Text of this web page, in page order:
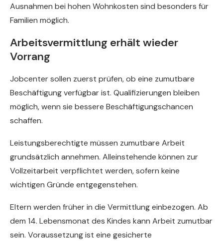
Ausnahmen bei hohen Wohnkosten sind besonders für
Familien möglich.
Arbeitsvermittlung erhält wieder
Vorrang
Jobcenter sollen zuerst prüfen, ob eine zumutbare
Beschäftigung verfügbar ist. Qualifizierungen bleiben
möglich, wenn sie bessere Beschäftigungschancen
schaffen.
Leistungsberechtigte müssen zumutbare Arbeit
grundsätzlich annehmen. Alleinstehende können zur
Vollzeitarbeit verpflichtet werden, sofern keine
wichtigen Gründe entgegenstehen.
Eltern werden früher in die Vermittlung einbezogen. Ab
dem 14. Lebensmonat des Kindes kann Arbeit zumutbar
sein. Voraussetzung ist eine gesicherte